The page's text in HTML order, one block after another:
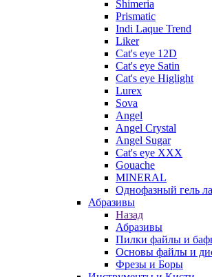
Shimeria
Prismatic
Indi Laque Trend
Liker
Cat's eye 12D
Cat's eye Satin
Cat's eye Higlight
Lurex
Sova
Angel
Angel Crystal
Angel Sugar
Cat's eye XXX
Gouache
MINERAL
Однофазный гель
Абразивы
Назад
Абразивы
Пилки файлы и
Основы файлы и
Фрезы и Боры